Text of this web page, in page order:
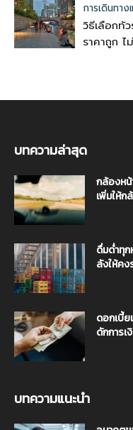
การเดินทา
วิธีเลือกทั
ราคาถูก
บทความล่าสุด
กล้องหน้
เพิ่มให้
ดื่มด่ำทุ
ลังให้ค
ดอกเบี้
ดักการเ
บทความแนะนำ